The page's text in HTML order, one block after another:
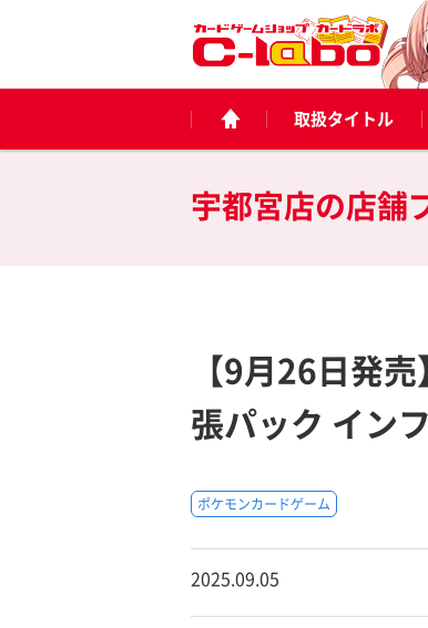
取扱タイトル
宇都宮店の店舗
【9月26日発
張パック イン
ポケモンカードゲーム
2025.09.05